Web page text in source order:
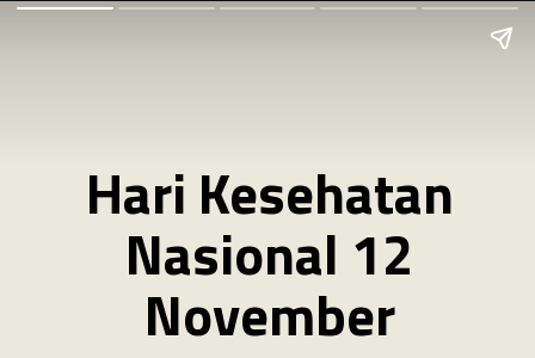
Hari Kesehatan
Nasional 12
November